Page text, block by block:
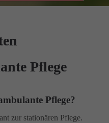
Pflege
Pflege?
zur stationären Pflege.